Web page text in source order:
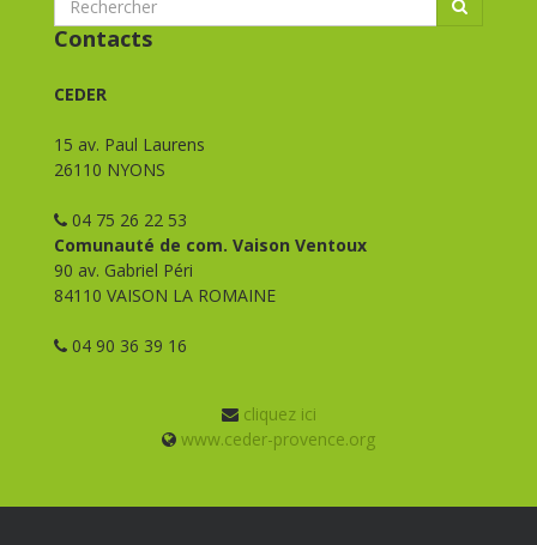
Contacts
CEDER
15 av. Paul Laurens
26110 NYONS
04 75 26 22 53
Comunauté de com. Vaison Ventoux
90 av. Gabriel Péri
84110 VAISON LA ROMAINE
04 90 36 39 16
cliquez ici
www.ceder-provence.org